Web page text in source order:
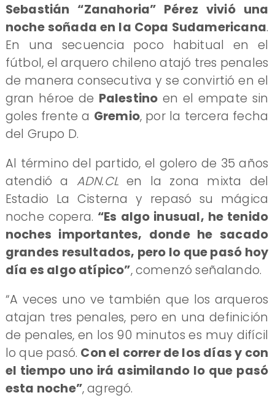
Sebastián “Zanahoria” Pérez vivió una
noche soñada en la Copa Sudamericana.
En una secuencia poco habitual en el
fútbol, el arquero chileno atajó tres penales
de manera consecutiva y se convirtió en el
gran héroe de Palestino en el empate sin
goles frente a Gremio, por la tercera fecha
del Grupo D.
Al término del partido, el golero de 35 años
atendió a ADN.CLen la zona mixta del
Estadio La Cisterna y repasó su mágica
noche copera. “Es algo inusual, he tenido
noches importantes, donde he sacado
grandes resultados, pero lo que pasó hoy
día es algo atípico”, comenzó señalando.
“A veces uno ve también que los arqueros
atajan tres penales, pero en una definición
de penales, en los 90 minutos es muy difícil
lo que pasó. Con el correr de los días y con
el tiempo uno irá asimilando lo que pasó
esta noche”, agregó.